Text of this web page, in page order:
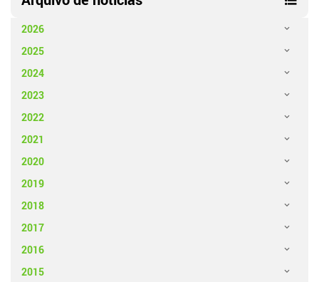
2026
2025
2024
2023
2022
2021
2020
2019
2018
2017
2016
2015